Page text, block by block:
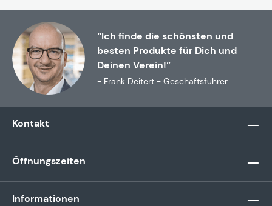
“Ich finde die schönsten und
besten Produkte für Dich und
Deinen Verein!”
- Frank Deitert - Geschäftsführer
Kontakt
Öffnungszeiten
Informationen